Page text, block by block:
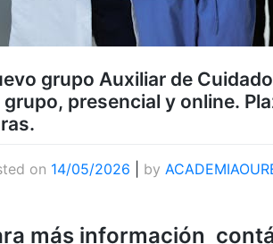
grupo Auxiliar de
grupo, presencial y online.
on 14/05/2026 by
más información